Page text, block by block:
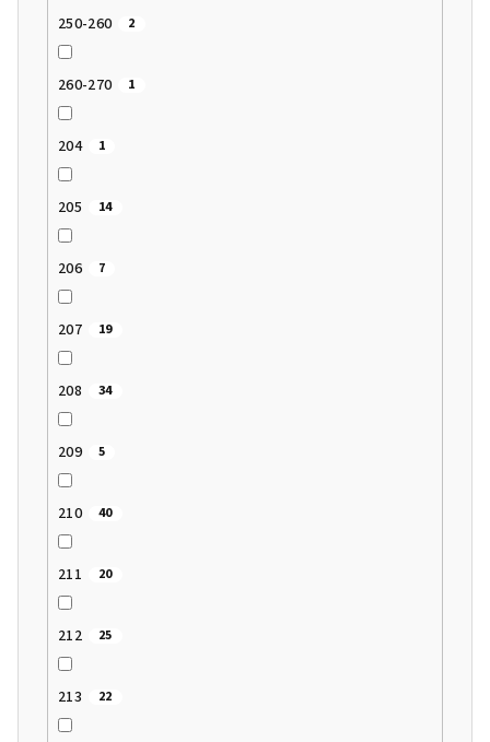
250-260 2
260-270 1
204 1
205 14
206 7
207 19
208 34
209 5
210 40
211 20
212 25
213 22